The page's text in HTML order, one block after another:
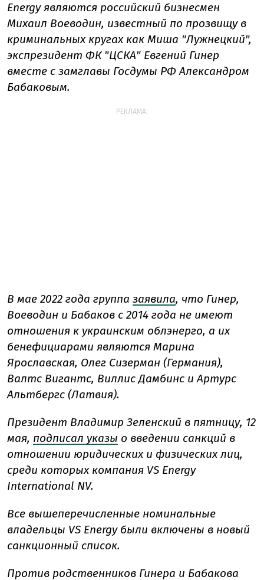
Energy являются российский бизнесмен
Михаил Воеводин, известный по прозвищу в
криминальных кругах как Миша "Лужнецкий",
экспрезидент ФК "ЦСКА" Евгений Гинер
вместе с замглавы Госдумы РФ Александром
Бабаковым.
РЕКЛАМА:
В мае 2022 года группа заявила, что Гинер,
Воеводин и Бабаков с 2014 года не имеют
отношения к украинским облэнерго, а их
бенефициарами являются Марина
Ярославская, Олег Сизерман (Германия),
Валтс Вигантс, Виллис Дамбинс и Артурс
Альтбергс (Латвия).
Президент Владимир Зеленский в пятницу, 12
мая, подписал указы о введении санкций в
отношении юридических и физических лиц,
среди которых компания VS Energy
International NV.
Все вышеперечисленные номинальные
владельцы VS Energy были включены в новый
санкционный список.
Против родственников Гинера и Бабакова